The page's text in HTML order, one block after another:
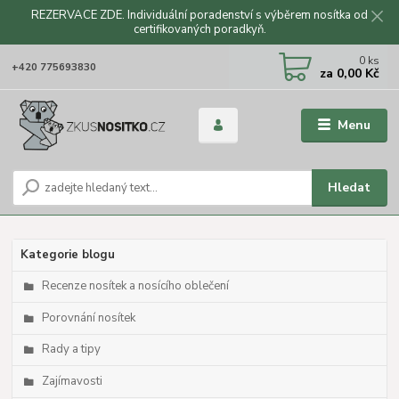
REZERVACE ZDE. Individuální poradenství s výběrem nosítka od
certifikovaných poradkyň.
Menu
Hledat
+420 775693830 0 ks
za 0,00 Kč
Kategorie blogu
Recenze nosítek a nosícího oblečení
Porovnání nosítek
Rady a tipy
Zajímavosti